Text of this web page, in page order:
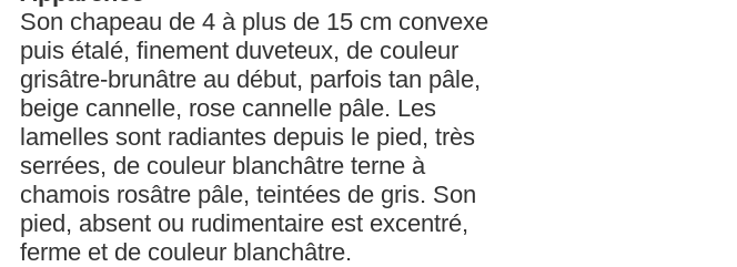
Son chapeau de 4 à plus de 15 cm convexe
puis étalé, finement duveteux, de couleur
grisâtre-brunâtre au début, parfois tan pâle,
beige cannelle, rose cannelle pâle. Les
lamelles sont radiantes depuis le pied, très
serrées, de couleur blanchâtre terne à
chamois rosâtre pâle, teintées de gris. Son
pied, absent ou rudimentaire est excentré,
ferme et de couleur blanchâtre.